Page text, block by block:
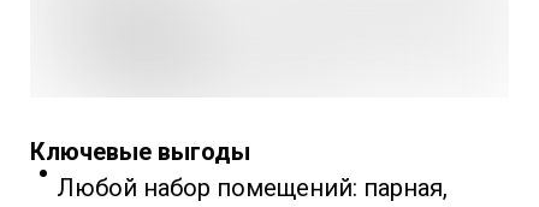
Ключевые выгоды
Любой набор помещений: парная,